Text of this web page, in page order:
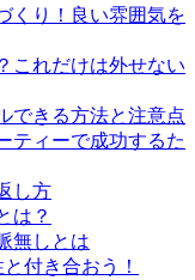
くり！良い雰囲気を
これだけは外せない
できる方法と注意点
ティーで成功するた
し方
は？
無しとは
付き合おう！